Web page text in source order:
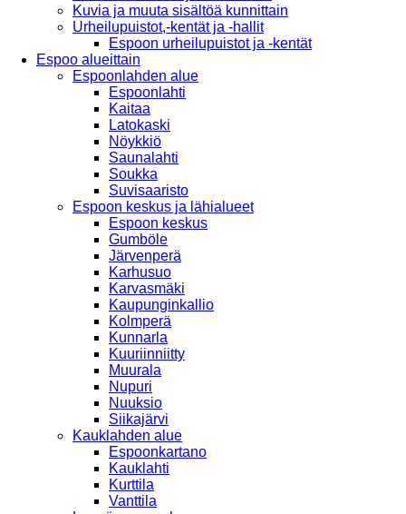
Kuvia ja muuta sisältöä kunnittain
Urheilupuistot,-kentät ja -hallit
Espoon urheilupuistot ja -kentät
Espoo alueittain
Espoonlahden alue
Espoonlahti
Kaitaa
Latokaski
Nöykkiö
Saunalahti
Soukka
Suvisaaristo
Espoon keskus ja lähialueet
Espoon keskus
Gumböle
Järvenperä
Karhusuo
Karvasmäki
Kaupunginkallio
Kolmperä
Kunnarla
Kuuriinniitty
Muurala
Nupuri
Nuuksio
Siikajärvi
Kauklahden alue
Espoonkartano
Kauklahti
Kurttila
Vanttila